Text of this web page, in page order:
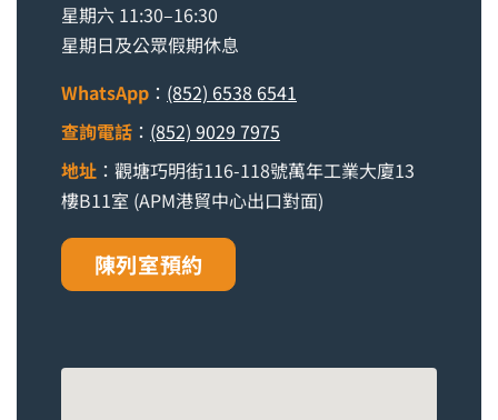
星期六 11:30–16:30
星期日及公眾假期休息
WhatsApp ： (852) 6538 6541
查詢電話 ： (852) 9029 7975
地址 ：觀塘巧明街116-118號萬年工業大廈13
樓B11室 (APM港貿中心出口對面)
陳列室預約